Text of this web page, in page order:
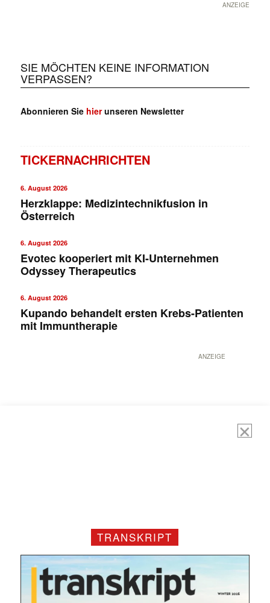
ANZEIGE
SIE MÖCHTEN KEINE INFORMATION
VERPASSEN?
Abonnieren Sie hierunseren Newsletter
TICKERNACHRICHTEN
6. August 2026
Herzklappe: Medizintechnikfusion in
Österreich
6. August 2026
Evotec kooperiert mit KI-Unternehmen
Odyssey Therapeutics
6. August 2026
Kupando behandelt ersten Krebs-Patienten
mit Immuntherapie
ANZEIGE
TRANSKRIPT